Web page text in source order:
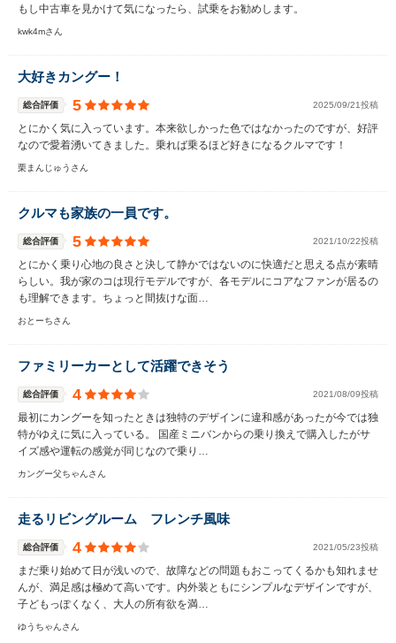
もし中古車を見かけて気になったら、試乗をお勧めします。
kwk4mさん
大好きカングー！
総合評価 5 2025/09/21投稿
とにかく気に入っています。本来欲しかった色ではなかったのですが、好評
なので愛着湧いてきました。乗れば乗るほど好きになるクルマです！
栗まんじゅうさん
クルマも家族の一員です。
総合評価 5 2021/10/22投稿
とにかく乗り心地の良さと決して静かではないのに快適だと思える点が素晴
らしい。我が家のコは現行モデルですが、各モデルにコアなファンが居るの
も理解できます。ちょっと間抜けな面…
おとーちさん
ファミリーカーとして活躍できそう
総合評価 4 2021/08/09投稿
最初にカングーを知ったときは独特のデザインに違和感があったが今では独
特がゆえに気に入っている。 国産ミニバンからの乗り換えで購入したがサ
イズ感や運転の感覚が同じなので乗り…
カングー父ちゃんさん
走るリビングルーム フレンチ風味
総合評価 4 2021/05/23投稿
まだ乗り始めて日が浅いので、故障などの問題もおこってくるかも知れませ
んが、満足感は極めて高いです。内外装ともにシンプルなデザインですが、
子どもっぽくなく、大人の所有欲を満…
ゆうちゃんさん